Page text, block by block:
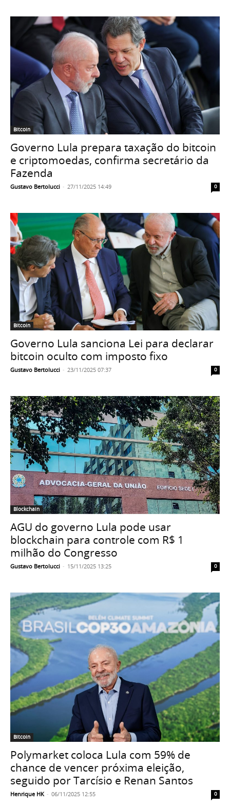
Bitcoin
Governo Lula prepara taxação do bitcoin
e criptomoedas, confirma secretário da
Fazenda
Gustavo Bertolucci - 27/11/2025 14:49 0
Bitcoin
Governo Lula sanciona Lei para declarar
bitcoin oculto com imposto fixo
Gustavo Bertolucci - 23/11/2025 07:37 0
Blockchain
AGU do governo Lula pode usar
blockchain para controle com R$ 1
milhão do Congresso
Gustavo Bertolucci - 15/11/2025 13:25 0
Bitcoin
Polymarket coloca Lula com 59% de
chance de vencer próxima eleição,
seguido por Tarcísio e Renan Santos
Henrique HK - 06/11/2025 12:55 0